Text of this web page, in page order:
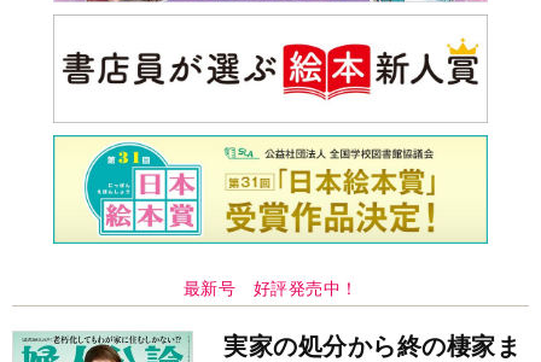
最新号 好評発売中！
実家の処分から終の棲家ま